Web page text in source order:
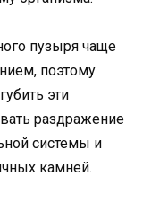
пузыря чаще
поэтому
эти
раздражение
системы и
камней.